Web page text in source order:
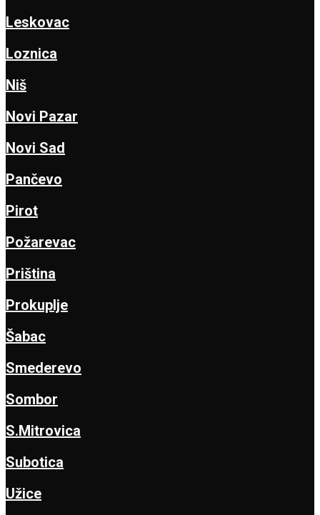
Leskovac
Loznica
Niš
Novi Pazar
Novi Sad
Pančevo
Pirot
Požarevac
Priština
Prokuplje
Šabac
Smederevo
Sombor
S.Mitrovica
Subotica
Užice